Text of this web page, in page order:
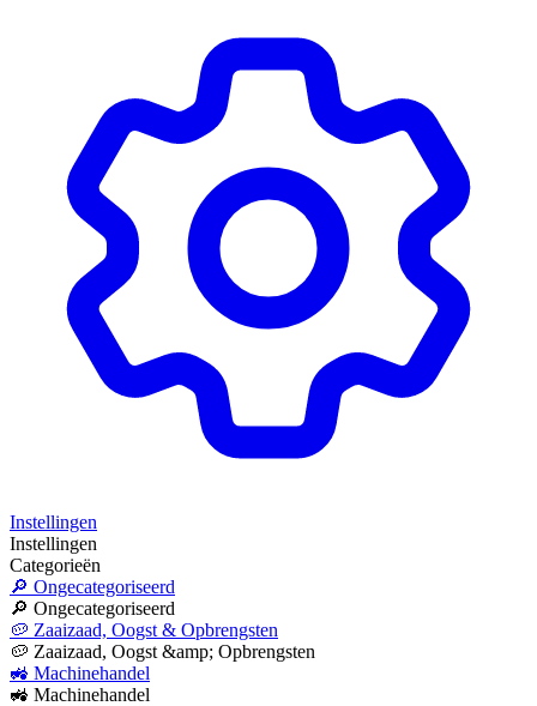
Instellingen
Instellingen
Categorieën
🔎 Ongecategoriseerd
🔎 Ongecategoriseerd
🥔 Zaaizaad, Oogst & Opbrengsten
🥔 Zaaizaad, Oogst &amp; Opbrengsten
🚜 Machinehandel
🚜 Machinehandel